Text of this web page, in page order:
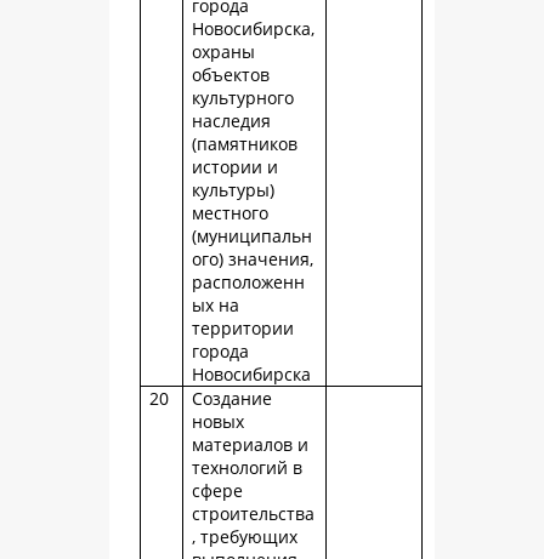
города
Новосибирска,
охраны
объектов
культурного
наследия
(памятников
истории и
культуры)
местного
(муниципальн
ого) значения,
расположенн
ых на
территории
города
Новосибирска
20
Создание
новых
материалов и
технологий в
сфере
строительства
, требующих